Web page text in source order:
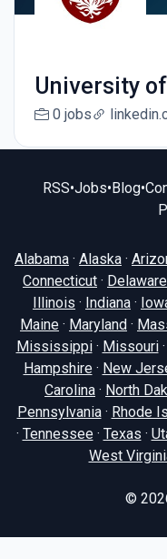
University
0 jobs
RSS•Jobs•Blog•
Alabama · Alaska ·
Connecticut · Delaware
Illinois · Indiana ·
Maine · Maryland ·
Mississippi· Missouri·
Hampshire· New
Carolina · North
Pennsylvania· Rhode
· Tennessee· Texas ·
West
©